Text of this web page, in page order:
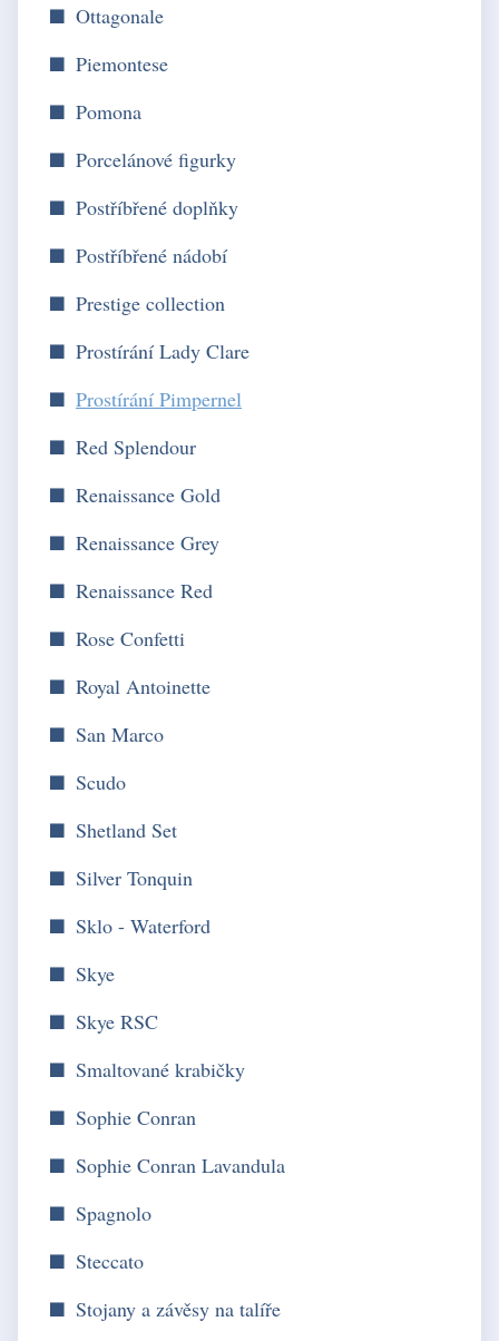
Ottagonale
Piemontese
Pomona
Porcelánové figurky
Postříbřené doplňky
Postříbřené nádobí
Prestige collection
Prostírání Lady Clare
Prostírání Pimpernel
Red Splendour
Renaissance Gold
Renaissance Grey
Renaissance Red
Rose Confetti
Royal Antoinette
San Marco
Scudo
Shetland Set
Silver Tonquin
Sklo - Waterford
Skye
Skye RSC
Smaltované krabičky
Sophie Conran
Sophie Conran Lavandula
Spagnolo
Steccato
Stojany a závěsy na talíře